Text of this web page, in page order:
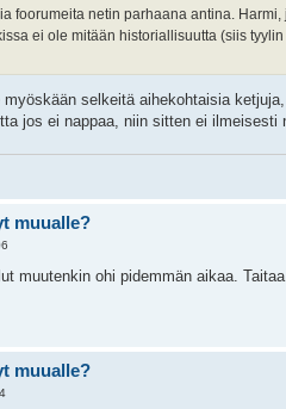
foorumeita netin parhaana antina.
ei ole mitään historiallisuutta (siis
selkeitä aihekohtaisia
jos ei nappaa, niin sitten ei ilmeisesti
muualle?
muutenkin ohi pidemmän aikaa.
muualle?